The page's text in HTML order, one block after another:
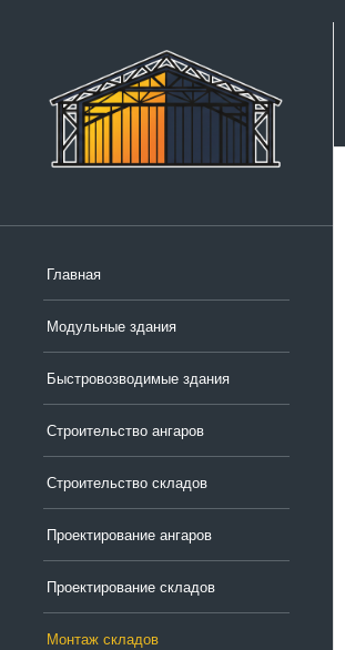
Главная
Модульные здания
Быстровозводимые здания
Строительство ангаров
Строительство складов
Проектирование ангаров
Проектирование складов
Монтаж складов